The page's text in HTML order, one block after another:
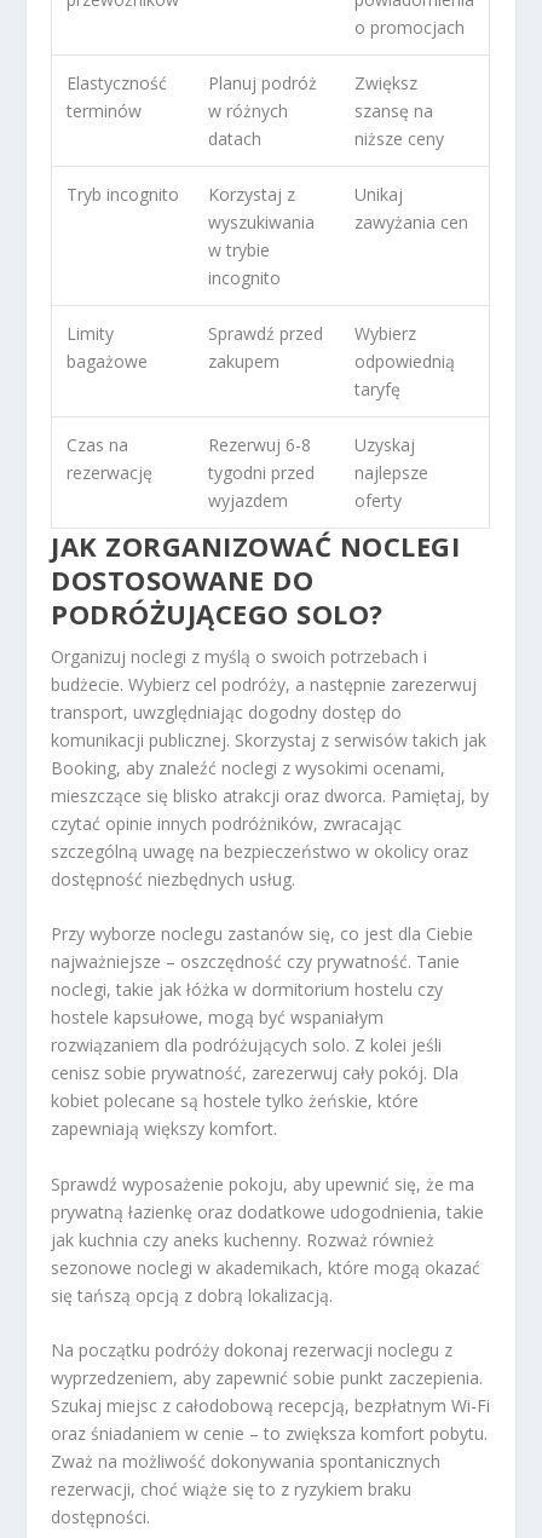
o promocjach
Elastyczność
terminów
Planuj podróż
w różnych
datach
Zwiększ
szansę na
niższe ceny
Tryb incognito
Korzystaj z
wyszukiwania
w trybie
incognito
Unikaj
zawyżania cen
Limity
bagażowe
Sprawdź przed
zakupem
Wybierz
odpowiednią
taryfę
Czas na
rezerwację
Rezerwuj 6-8
tygodni przed
wyjazdem
Uzyskaj
najlepsze
oferty
JAK ZORGANIZOWAĆ NOCLEGI
DOSTOSOWANE DO
PODRÓŻUJĄCEGO SOLO?
Organizuj noclegi z myślą o swoich potrzebach i
budżecie. Wybierz cel podróży, a następnie zarezerwuj
transport, uwzględniając dogodny dostęp do
komunikacji publicznej. Skorzystaj z serwisów takich jak
Booking, aby znaleźć noclegi z wysokimi ocenami,
mieszczące się blisko atrakcji oraz dworca. Pamiętaj, by
czytać opinie innych podróżników, zwracając
szczególną uwagę na bezpieczeństwo w okolicy oraz
dostępność niezbędnych usług.
Przy wyborze noclegu zastanów się, co jest dla Ciebie
najważniejsze – oszczędność czy prywatność. Tanie
noclegi, takie jak łóżka w dormitorium hostelu czy
hostele kapsułowe, mogą być wspaniałym
rozwiązaniem dla podróżujących solo. Z kolei jeśli
cenisz sobie prywatność, zarezerwuj cały pokój. Dla
kobiet polecane są hostele tylko żeńskie, które
zapewniają większy komfort.
Sprawdź wyposażenie pokoju, aby upewnić się, że ma
prywatną łazienkę oraz dodatkowe udogodnienia, takie
jak kuchnia czy aneks kuchenny. Rozważ również
sezonowe noclegi w akademikach, które mogą okazać
się tańszą opcją z dobrą lokalizacją.
Na początku podróży dokonaj rezerwacji noclegu z
wyprzedzeniem, aby zapewnić sobie punkt zaczepienia.
Szukaj miejsc z całodobową recepcją, bezpłatnym Wi-Fi
oraz śniadaniem w cenie – to zwiększa komfort pobytu.
Zważ na możliwość dokonywania spontanicznych
rezerwacji, choć wiąże się to z ryzykiem braku
dostępności.